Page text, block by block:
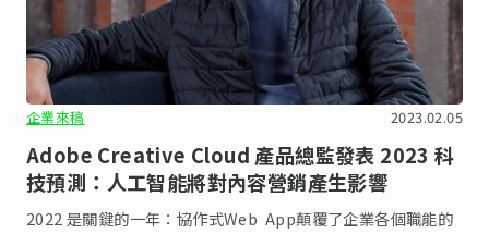
企業來稿 2023.02.05
Adobe Creative Cloud 產品總監發表 2023 科
技預測：人工智能將對內容營銷產生影響
2022 是關鍵的一年：協作式Web App顛覆了企業各個職能的